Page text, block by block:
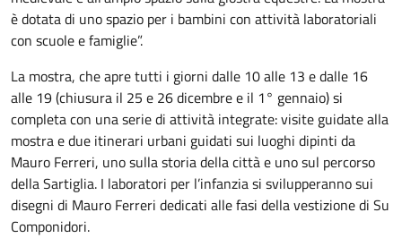
è dotata di uno spazio per i bambini con attività laboratoriali
con scuole e famiglie”.
La mostra, che apre tutti i giorni dalle 10 alle 13 e dalle 16
alle 19 (chiusura il 25 e 26 dicembre e il 1° gennaio) si
completa con una serie di attività integrate: visite guidate alla
mostra e due itinerari urbani guidati sui luoghi dipinti da
Mauro Ferreri, uno sulla storia della città e uno sul percorso
della Sartiglia. I laboratori per l’infanzia si svilupperanno sui
disegni di Mauro Ferreri dedicati alle fasi della vestizione di Su
Componidori.